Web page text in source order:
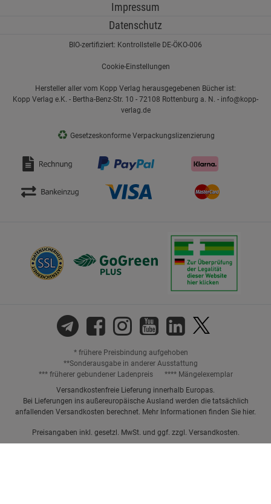
Impressum
Datenschutz
BIO-zertifiziert: Kontrollstelle DE-ÖKO-006
Cookie-Einstellungen
Hersteller aller vom Kopp Verlag herausgegebenen Bücher ist:
Kopp Verlag e.K. - Bertha-Benz-Str. 10 - 72108 Rottenburg a. N. - info@kopp-
verlag.de
♻ Gesetzeskonforme Verpackungslizenzierung
* frühere Preisbindung aufgehoben
**Sonderausgabe in anderer Ausstattung
*** früherer gebundener Ladenpreis
**** Mängelexemplar
Versandkostenfreie Lieferung innerhalb Europas.
Bei Lieferungen ins außereuropäische Ausland werden die tatsächlich
anfallenden Versandkosten berechnet. Mehr Informationen finden Sie hier.
Preisangaben inkl. gesetzl. MwSt. und ggf. zzgl. Versandkosten.